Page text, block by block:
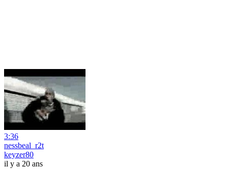
3:36
nessbeal_r2t
keyzer80
il y a 20 ans